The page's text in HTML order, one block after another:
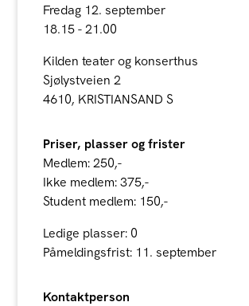
Fredag 12. september
18.15 - 21.00
Kilden teater og konserthus
Sjølystveien 2
4610, KRISTIANSAND S
Priser, plasser og frister
Medlem: 250,-
Ikke medlem: 375,-
Student medlem: 150,-
Ledige plasser: 0
Påmeldingsfrist: 11. september
Kontaktperson